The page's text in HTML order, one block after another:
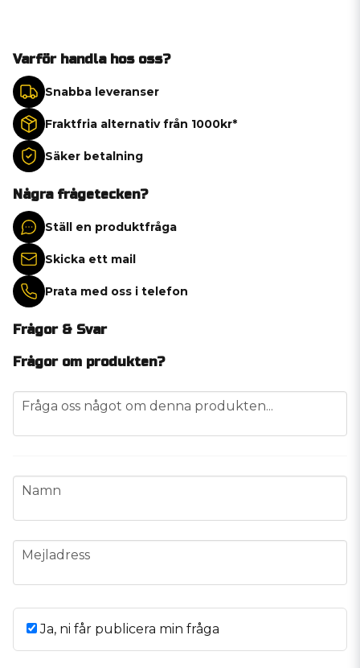
Varför handla hos oss?
Snabba leveranser
Fraktfria alternativ från 1000kr*
Säker betalning
Några frågetecken?
Ställ en produktfråga
Skicka ett mail
Prata med oss i telefon
Frågor & Svar
Frågor om produkten?
question
Fråga oss något om denna produkten...
name
Namn
email
Mejladress
Ja, ni får publicera min fråga